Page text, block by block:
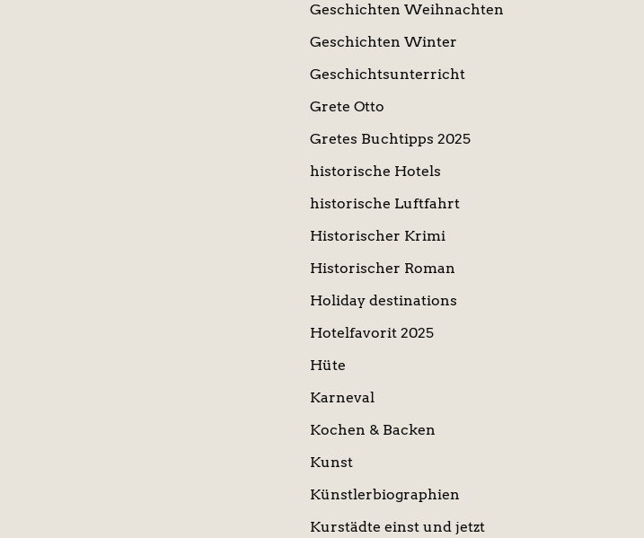
Geschichten Weihnachten
Geschichten Winter
Geschichtsunterricht
Grete Otto
Gretes Buchtipps 2025
historische Hotels
historische Luftfahrt
Historischer Krimi
Historischer Roman
Holiday destinations
Hotelfavorit 2025
Hüte
Karneval
Kochen & Backen
Kunst
Künstlerbiographien
Kurstädte einst und jetzt